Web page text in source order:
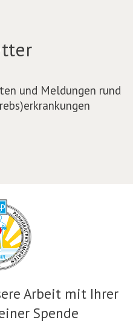
und Meldungen rund
Arbeit mit Ihrer
Spende